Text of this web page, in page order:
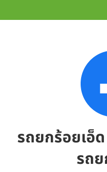
รถยกร้อยเอ็
รถ